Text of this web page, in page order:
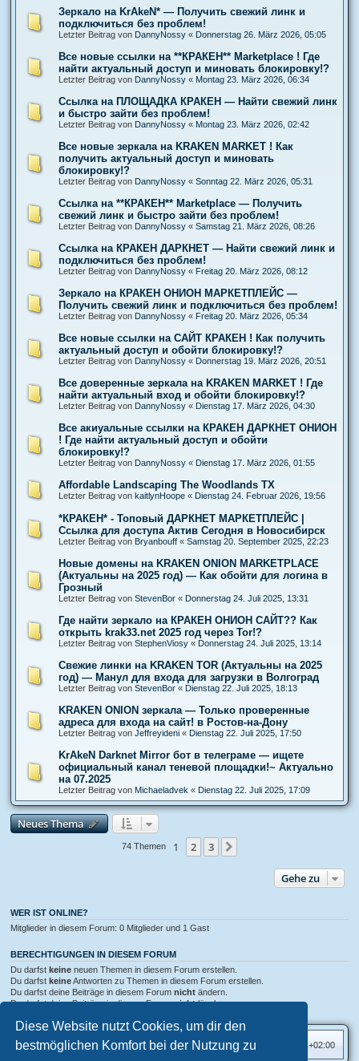
Diese Website nutzt Cookies, um dir den
bestmöglichen Komfort bei der Nutzung zu
Зеркало на KrAkeN* — Получить свежий линк и
подключиться без проблем!
Letzter Beitrag von DannyNossy « Donnerstag 26. März 2026, 05:05
Все новые ссылки на **КРАКЕН** Marketplace ! Где
найти актуальный доступ и миновать блокировку!?
Letzter Beitrag von DannyNossy « Montag 23. März 2026, 06:34
Ссылка на ПЛОЩАДКА КРАКЕН — Найти свежий линк
и быстро зайти без проблем!
Letzter Beitrag von DannyNossy « Montag 23. März 2026, 02:42
Все новые зеркала на KRAKEN MARKET ! Как
получить актуальный доступ и миновать
блокировку!?
Letzter Beitrag von DannyNossy « Sonntag 22. März 2026, 05:31
Ссылка на **КРАКЕН** Marketplace — Получить
свежий линк и быстро зайти без проблем!
Letzter Beitrag von DannyNossy « Samstag 21. März 2026, 08:26
Ссылка на КРАКЕН ДАРКНЕТ — Найти свежий линк и
подключиться без проблем!
Letzter Beitrag von DannyNossy « Freitag 20. März 2026, 08:12
Зеркало на КРАКЕН ОНИОН МАРКЕТПЛЕЙС —
Получить свежий линк и подключиться без проблем!
Letzter Beitrag von DannyNossy « Freitag 20. März 2026, 05:34
Все новые ссылки на САЙТ КРАКЕН ! Как получить
актуальный доступ и обойти блокировку!?
Letzter Beitrag von DannyNossy « Donnerstag 19. März 2026, 20:51
Все доверенные зеркала на KRAKEN MARKET ! Где
найти актуальный вход и обойти блокировку!?
Letzter Beitrag von DannyNossy « Dienstag 17. März 2026, 04:30
Все акиуальные ссылки на КРАКЕН ДАРКНЕТ ОНИОН
! Где найти актуальный доступ и обойти
блокировку!?
Letzter Beitrag von DannyNossy « Dienstag 17. März 2026, 01:55
Affordable Landscaping The Woodlands TX
Letzter Beitrag von kaitlynHoope « Dienstag 24. Februar 2026, 19:56
*КРАКЕН* - Топовый ДАРКНЕТ МАРКЕТПЛЕЙС |
Ссылка для доступа Актив Сегодня в Новосибирск
Letzter Beitrag von Bryanbouff « Samstag 20. September 2025, 22:23
Новые домены на KRAKEN ONION MARKETPLACE
(Актуальны на 2025 год) — Как обойти для логина в
Грозный
Letzter Beitrag von StevenBor « Donnerstag 24. Juli 2025, 13:31
Где найти зеркало на КРАКЕН ОНИОН САЙТ?? Как
открыть krak33.net 2025 год через Tor!?
Letzter Beitrag von StephenViosy « Donnerstag 24. Juli 2025, 13:14
Свежие линки на KRAKEN TOR (Актуальны на 2025
год) — Манул для входа для загрузки в Волгоград
Letzter Beitrag von StevenBor « Dienstag 22. Juli 2025, 18:13
KRAKEN ONION зеркала — Только проверенные
адреса для входа на сайт! в Ростов-на-Дону
Letzter Beitrag von Jeffreyideni « Dienstag 22. Juli 2025, 17:50
KrAkeN Darknet Mirror бот в телеграме — ищете
официальный канал теневой площадки!~ Актуально
на 07.2025
Letzter Beitrag von Michaeladvek « Dienstag 22. Juli 2025, 17:09
Neues Thema
74 Themen 1 2 3
Gehe zu
WER IST ONLINE?
Mitglieder in diesem Forum: 0 Mitglieder und 1 Gast
BERECHTIGUNGEN IN DIESEM FORUM
Du darfst keine neuen Themen in diesem Forum erstellen.
Du darfst keineAntworten zu Themen in diesem Forum erstellen.
Du darfst deine Beiträge in diesem Forum nicht ändern.
Du darfst deine Beiträge in diesem Forumnichtlöschen.
Foren-Übersicht Alle Zeiten sind UTC+02:00